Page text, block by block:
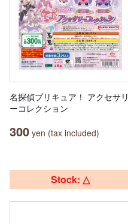
名探偵プリキュア！ アクセサリ
ーコレクション
300 yen (tax included)
Stock: △